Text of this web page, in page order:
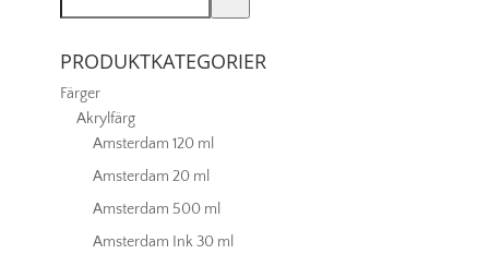
PRODUKTKATEGORIER
Färger
Akrylfärg
Amsterdam 120 ml
Amsterdam 20 ml
Amsterdam 500 ml
Amsterdam Ink 30 ml